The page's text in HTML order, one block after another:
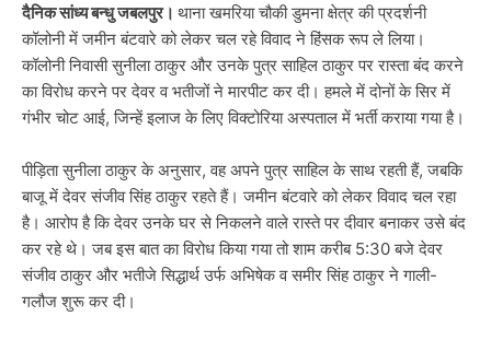
दैनिक सांध्य बन्धु जबलपुर। थाना खमरिया चौकी डुमना क्षेत्र की प्रदर्शनी
कॉलोनी में जमीन बंटवारे को लेकर चल रहे विवाद ने हिंसक रूप ले लिया।
कॉलोनी निवासी सुनीला ठाकुर और उनके पुत्र साहिल ठाकुर पर रास्ता बंद करने
का विरोध करने पर देवर व भतीजों ने मारपीट कर दी। हमले में दोनों के सिर में
गंभीर चोट आई, जिन्हें इलाज के लिए विक्टोरिया अस्पताल में भर्ती कराया गया है।
पीड़िता सुनीला ठाकुर के अनुसार, वह अपने पुत्र साहिल के साथ रहती हैं, जबकि
बाजू में देवर संजीव सिंह ठाकुर रहते हैं। जमीन बंटवारे को लेकर विवाद चल रहा
है। आरोप है कि देवर उनके घर से निकलने वाले रास्ते पर दीवार बनाकर उसे बंद
कर रहे थे। जब इस बात का विरोध किया गया तो शाम करीब 5:30 बजे देवर
संजीव ठाकुर और भतीजे सिद्धार्थ उर्फ अभिषेक व समीर सिंह ठाकुर ने गाली-
गलौज शुरू कर दी।